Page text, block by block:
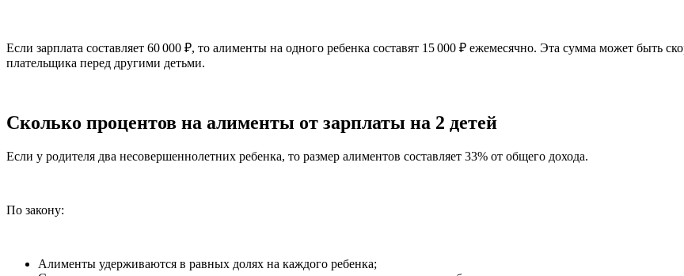
Если зарплата составляет 60 000 ₽, то алименты на одного ребенка составят 15 000 ₽ ежемесячно. Эта сумма может быть
плательщика перед другими детьми.
Сколько процентов на алименты от зарплаты на 2 детей
Если у родителя два несовершеннолетних ребенка, то размер алиментов составляет 33% от общего дохода.
По закону:
Алименты удерживаются в равных долях на каждого ребенка;